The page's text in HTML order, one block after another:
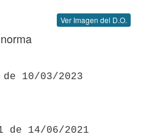
Ver Imagen del D.O.
10/03/2023
de 14/06/2021